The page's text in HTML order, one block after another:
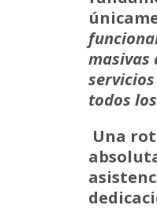
masivas
todos
Una